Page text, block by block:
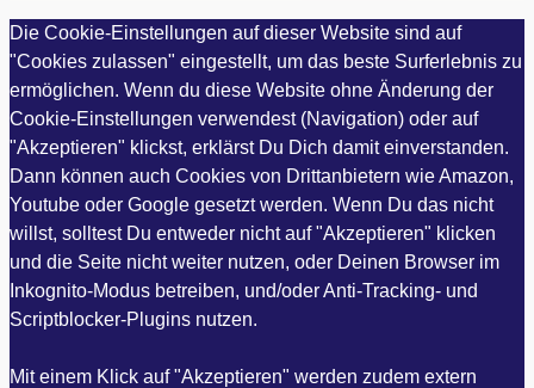
Die Cookie-Einstellungen auf dieser Website sind auf
"Cookies zulassen" eingestellt, um das beste Surferlebnis zu
ermöglichen. Wenn du diese Website ohne Änderung der
Cookie-Einstellungen verwendest (Navigation) oder auf
"Akzeptieren" klickst, erklärst Du Dich damit einverstanden.
Dann können auch Cookies von Drittanbietern wie Amazon,
Youtube oder Google gesetzt werden. Wenn Du das nicht
willst, solltest Du entweder nicht auf "Akzeptieren" klicken
und die Seite nicht weiter nutzen, oder Deinen Browser im
Inkognito-Modus betreiben, und/oder Anti-Tracking- und
Scriptblocker-Plugins nutzen.
Mit einem Klick auf "Akzeptieren" werden zudem extern